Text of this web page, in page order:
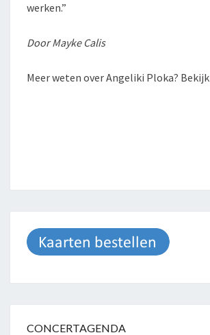
werken.”
Door Mayke Calis
Meer weten over Angeliki Ploka? Bekijk
CONCERTAGENDA